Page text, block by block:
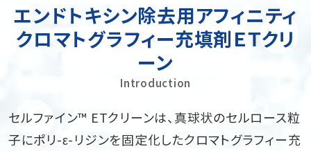
エンドトキシン除去用アフィニティ
クロマトグラフィー充填剤ＥＴクリ
ーン
Introduction
セルファイン™ ETクリーンは、真球状のセルロース粒
子にポリ-ε-リジンを固定化したクロマトグラフィー充